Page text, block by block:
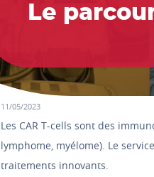
Le
11/05/2023
Les CAR T-cells sont des
lymphome, myélome). Le
traitements innovants.